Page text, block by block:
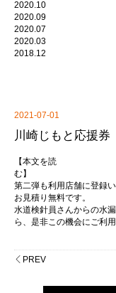
2020.10
2020.09
2020.07
2020.03
2018.12
2021-07-01
川崎じもと応援券
【本文を読
第二弾も利用店舗に登録い
お見積り無料です。
水道検針員さんからの水
ら、是非この機会にご利用
PREV